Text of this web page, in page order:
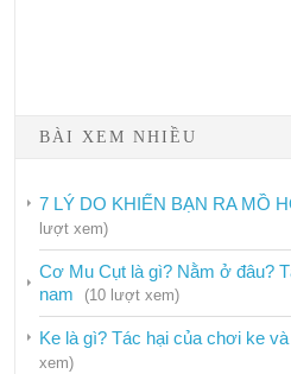
Phòng chống
Hướng
Phòng
BÀI XEM NHIỀU
7 LÝ DO KHIẾN BẠN RA MỒ
lượt xem)
Cơ Mu Cụt là gì? Nằm ở đâu?
nam
(10 lượt xem)
Ke là gì? Tác hại của chơi ke
xem)